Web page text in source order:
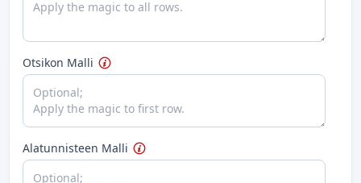
Otsikon Malli
Alatunnisteen Malli